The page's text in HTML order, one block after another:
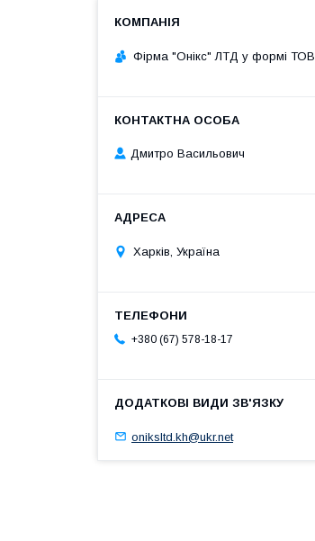
Фірма "Онікс" ЛТД у формі ТОВ
Дмитро Васильович
Харків, Україна
+380 (67) 578-18-17
oniksltd.kh@ukr.net